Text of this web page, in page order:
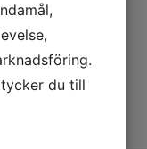
är medlem i
etiska
du till